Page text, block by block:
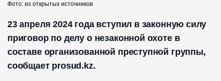
Фото: из открытых источников
23 апреля 2024 года вступил в законную силу
приговор по делу о незаконной охоте в
составе организованной преступной группы,
сообщает prosud.kz.